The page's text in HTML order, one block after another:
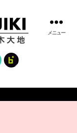
fanclub
メニュー